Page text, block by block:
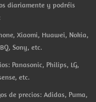
diariamente y podréis
Xiaomi, Huawei, Nokia,
Sony, etc.
Panasonic, Philips, LG,
etc.
de precios: Adidas, Puma,